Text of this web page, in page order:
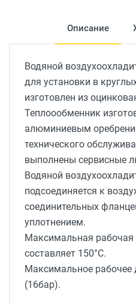
Описание
Водяной
для установки в
изготовлен из
Теплоообменник
алюминиевым
технического
выполнены сервисные
Водяной
подсоединяется к
соединительных
уплотнением.
Максимальная рабочая
составляет 150°С.
Максимальное рабочее
(16бар).